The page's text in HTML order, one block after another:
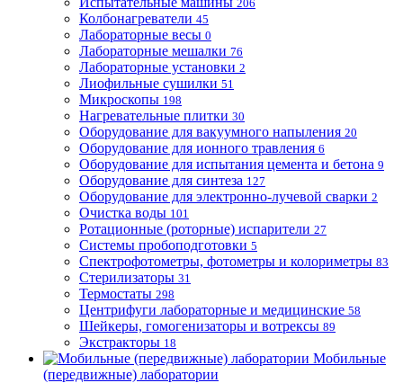
206
Колбонагреватели 45
Лабораторные весы 0
Лабораторные мешалки 76
Лабораторные установки 2
Лиофильные сушилки 51
Микроскопы 198
Нагревательные плитки 30
Оборудование для вакуумного напыления 20
Оборудование для ионного травления 6
Оборудование для испытания цемента и бетона 9
Оборудование для синтеза 127
Оборудование для электронно-лучевой сварки 2
Очистка воды 101
Ротационные (роторные) испарители 27
Системы пробоподготовки 5
Спектрофотометры, фотометры и колориметры 83
Стерилизаторы 31
Термостаты 298
Центрифуги лабораторные и медицинские 58
Шейкеры, гомогенизаторы и вотрексы 89
Экстракторы 18
Мобильные
(передвижные) лаборатории